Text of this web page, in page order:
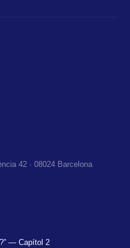
42 · 08024 Barcelona
— Capítol 2